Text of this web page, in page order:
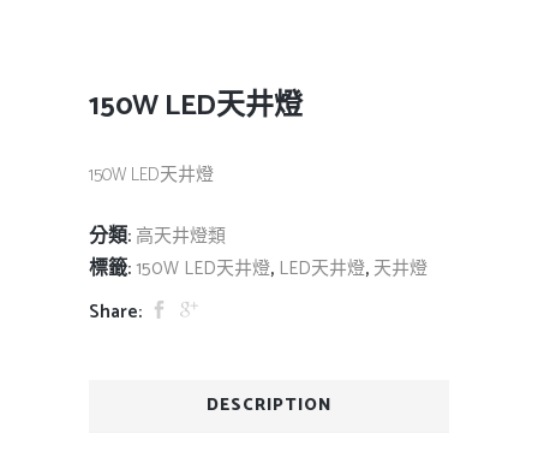
150W LED天井燈
150W LED天井燈
分類: 高天井燈類
標籤:150W LED天井燈, LED天井燈, 天井燈
Share:
DESCRIPTION